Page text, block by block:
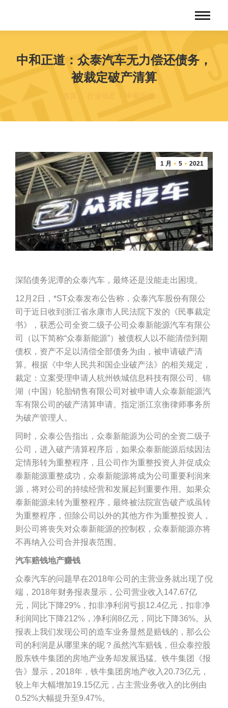
中和正道：众泰汽车无力偿还债务，
被裁定破产清算
1 月 5 2021
深陷债务泥潭的众泰汽车，最终还是没能走出困境。
12月2日，*ST众泰发布公告称，众泰汽车股份有限公
司于近日收到浙江省永康市人民法院下发的《民事裁定
书》，获悉公司全资二级子公司众泰新能源汽车有限公
司（以下简称“众泰新能源”）被债权人以不能清偿到期
债权，资产不足以清偿全部债务为由，被申请破产清
算。根据《中华人民共和国企业破产法》的相关规定，
裁定：立案受理申请人杭州铁城信息科技有限公司、锦
湖（中国）轮胎销售有限公司对被申请人众泰新能源汽
车有限公司的破产清算申请。指定浙江京衡律师事务所
为破产管理人。
同时，众泰公告指出，众泰新能源为公司的全资二级子
公司，进入破产清算程序后，如果众泰新能源后续因法
定情形转为重整程序，且公司作为重整投资人并促成众
泰新能源重整成功，众泰新能源将成为公司重要利润来
源，将对公司的持续经营和发展起到重要作用。如果众
泰新能源未转为重整程序，最终被法院宣告破产或虽转
为重整程序，但除公司以外的其他方作为重整投资人，
则公司将丧失对众泰新能源的控制权，众泰新能源亦将
不再纳入公司合并报表范围。
汽车赔钱地产赚钱
众泰汽车的问题早在2018年公司的主营业务就出现了倪
端，2018年财务报表显示，公司营业收入147.67亿
元，同比下降29%，扣非净利润亏损12.4亿元，扣非净
利润同比下降212%，净利润8亿元，同比下降36%。从
报表上我们发现公司的造车业务显然是赔钱的，那么公
司的利润是从哪里来的呢？虽然汽车赔钱，但众泰控股
股东铁牛集团的房地产业务却发展迅猛。铁牛集团《报
告》显示，2018年，铁牛集团房地产收入20.73亿元，
较上年大幅增加19.15亿元，占主营业务收入的比例由
0.52%大幅提升至9.47%。